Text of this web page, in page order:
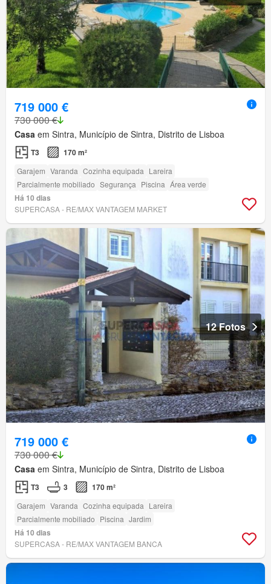
719 000 €
730 000 €
Casa em Sintra, Município de Sintra, Distrito de Lisboa
T3 170 m²
Garajem Varanda Cozinha equipada Lareira
Parcialmente mobiliado Segurança Piscina Área verde
Há 10 dias
SUPERCASA - RE/MAX VANTAGEM MARKET
12 Fotos
719 000 €
730 000 €
Casa em Sintra, Município de Sintra, Distrito de Lisboa
T3 3 170 m²
Garajem Varanda Cozinha equipada Lareira
Parcialmente mobiliado Piscina Jardim
Há 10 dias
SUPERCASA - RE/MAX VANTAGEM BANCA